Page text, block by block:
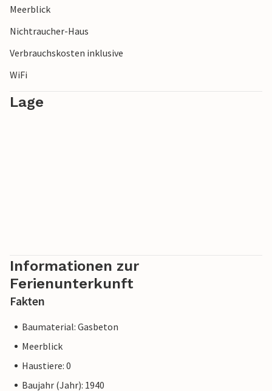
Insel und das Meer blicken können.
Meerblick
Nichtraucher-Haus
Verbrauchskosten inklusive
WiFi
Lage
Informationen zur
Ferienunterkunft
Fakten
Baumaterial: Gasbeton
Meerblick
Haustiere: 0
Baujahr (Jahr): 1940